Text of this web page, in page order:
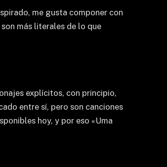
me gusta componer con
más literales de lo que
explícitos, con principio,
entre sí, pero son canciones
hoy, y por eso «Uma